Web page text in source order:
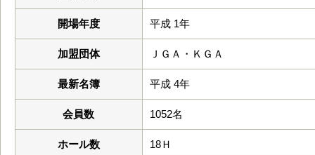
開場年度 平成 1年
加盟団体 ＪＧＡ・ＫＧＡ
最新名簿 平成 4年
会員数 1052名
ホール数 18Ｈ